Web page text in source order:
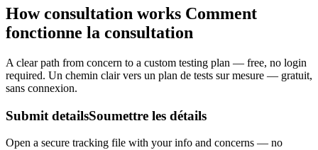
How consultation works Comment
fonctionne la consultation
A clear path from concern to a custom testing plan — free, no login
required. Un chemin clair vers un plan de tests sur mesure — gratuit,
sans connexion.
Submit detailsSoumettre les détails
Open a secure tracking file with your info and concerns — no